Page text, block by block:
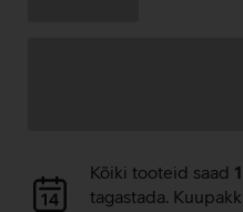
Andmete
laadimine
Kõiki tooteid saad
tagastada.